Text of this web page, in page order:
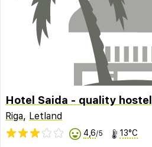
Hotel Saida - quality hostel
Riga, Letland
4,6/5 13°C